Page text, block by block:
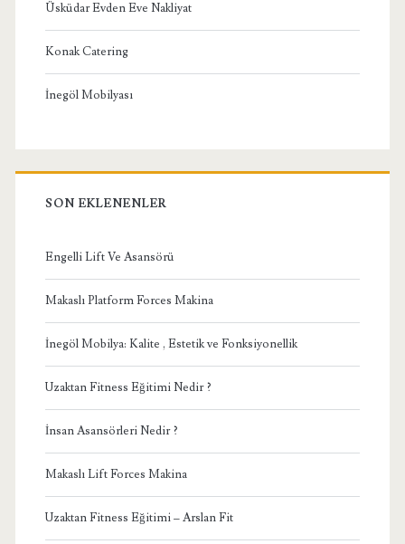
Üsküdar Evden Eve Nakliyat
Konak Catering
İnegöl Mobilyası
SON EKLENENLER
Engelli Lift Ve Asansörü
Makaslı Platform Forces Makina
İnegöl Mobilya: Kalite , Estetik ve Fonksiyonellik
Uzaktan Fitness Eğitimi Nedir ?
İnsan Asansörleri Nedir ?
Makaslı Lift Forces Makina
Uzaktan Fitness Eğitimi – Arslan Fit